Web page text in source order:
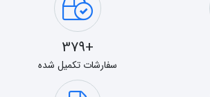
+379
سفارشات تکمیل شده